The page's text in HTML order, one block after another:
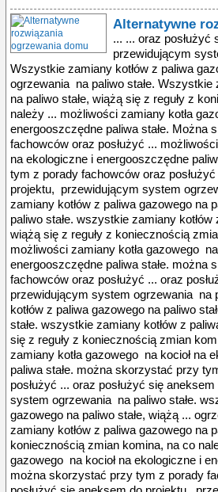
Alternatywne
... ... oraz
przewidującym
Wszystkie zamiany kotłów z paliwa
ogrzewania na paliwo stałe. Wszystkie
na paliwo stałe, wiążą się z reguły z
należy ... możliwości zamiany kotła
energooszczędne paliwa stałe. Można
fachowców oraz posłużyć ...
na ekologiczne i energooszczędne
tym z porady fachowców oraz
projektu, przewidującym system
zamiany kotłów z paliwa gazowego na
paliwo stałe. wszystkie zamiany
wiążą się z reguły z koniecznością
możliwości zamiany kotła gazowego
energooszczędne paliwa stałe. można
fachowców oraz posłużyć ... oraz
przewidującym system ogrzewania na
kotłów z paliwa gazowego na paliwo
stałe. wszystkie zamiany kotłów z
się z reguły z koniecznością zmian
zamiany kotła gazowego na kocioł na
paliwa stałe. można skorzystać przy
posłużyć ... oraz posłużyć się
system ogrzewania na paliwo stałe.
gazowego na paliwo stałe, wiążą ...
zamiany kotłów z paliwa gazowego na
koniecznością zmian komina, na co
gazowego na kocioł na ekologiczne i
można skorzystać przy tym z porady